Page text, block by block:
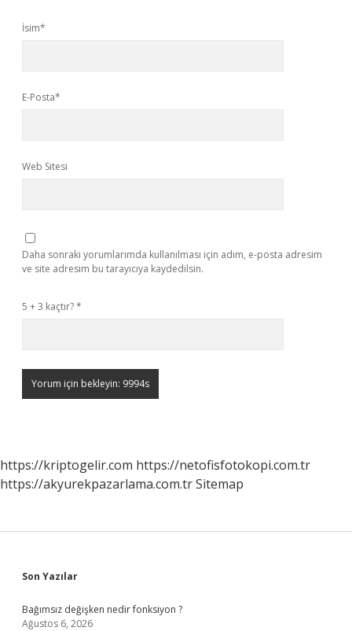
İsim*
E-Posta*
Web Sitesi
Daha sonraki yorumlarımda kullanılması için adım, e-posta adresim
ve site adresim bu tarayıcıya kaydedilsin.
5 + 3 kaçtır?*
https://kriptogelir.com https://netofisfotokopi.com.tr
https://akyurekpazarlama.com.trSitemap
Sidebar
Son Yazılar
Bağımsız değişken nedir fonksiyon ?
Ağustos 6, 2026